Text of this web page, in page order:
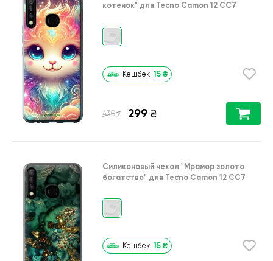
котенок" для Tecno Camon 12 CC7
Кешбек 15 ₴
430 ₴ 299 ₴
Силиконовый чехол "Мрамор золото
богатство" для Tecno Camon 12 CC7
Кешбек 15 ₴